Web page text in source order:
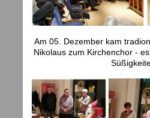
Am 05. Dezember kam
Nikolaus zum Kirchenchor -